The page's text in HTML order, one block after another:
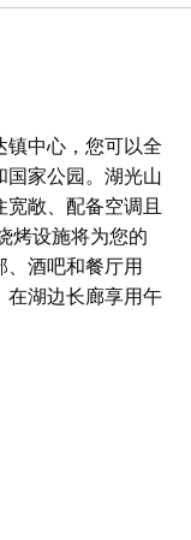
中心，您可以全
家公园。湖光山
敞、配备空调且
烤设施将为您的
、酒吧和餐厅用
在湖边长廊享用午
家公园。湖光山
敞、配备空调且
增添难忘的回
或在小巷中漫